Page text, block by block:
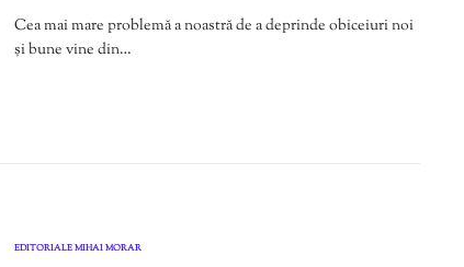
Cea mai mare problemă a noastră de a deprinde obiceiuri noi
și bune vine din…
EDITORIALE MIHAI MORAR